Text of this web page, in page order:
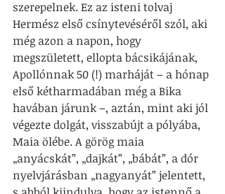
szerepelnek. Ez az isteni tolvaj
Hermész első csínytevéséről szól, aki
még azon a napon, hogy
megszületett, ellopta bácsikájának,
Apollónnak 50 (!) marháját – a hónap
első kétharmadában még a Bika
havában járunk –, aztán, mint aki jól
végezte dolgát, visszabújt a pólyába,
Maia ölébe. A görög maia
„anyácskát”, „dajkát”, „bábát”, a dór
nyelvjárásban „nagyanyát” jelentett,